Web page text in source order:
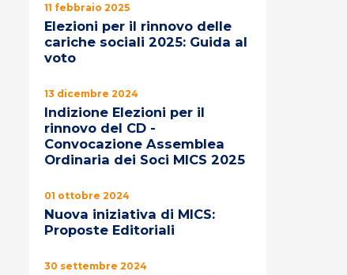
11 febbraio 2025
Elezioni per il rinnovo delle
cariche sociali 2025: Guida al
voto
13 dicembre 2024
Indizione Elezioni per il
rinnovo del CD -
Convocazione Assemblea
Ordinaria dei Soci MICS 2025
01 ottobre 2024
Nuova iniziativa di MICS:
Proposte Editoriali
30 settembre 2024